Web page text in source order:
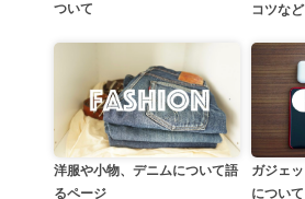
ついて
コツなど
洋服や小物、デニムについて語
るページ
ガジェ
について